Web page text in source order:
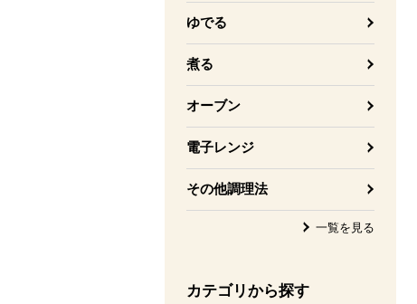
ゆでる
煮る
オーブン
電子レンジ
その他調理法
一覧を見る
カテゴリから探す